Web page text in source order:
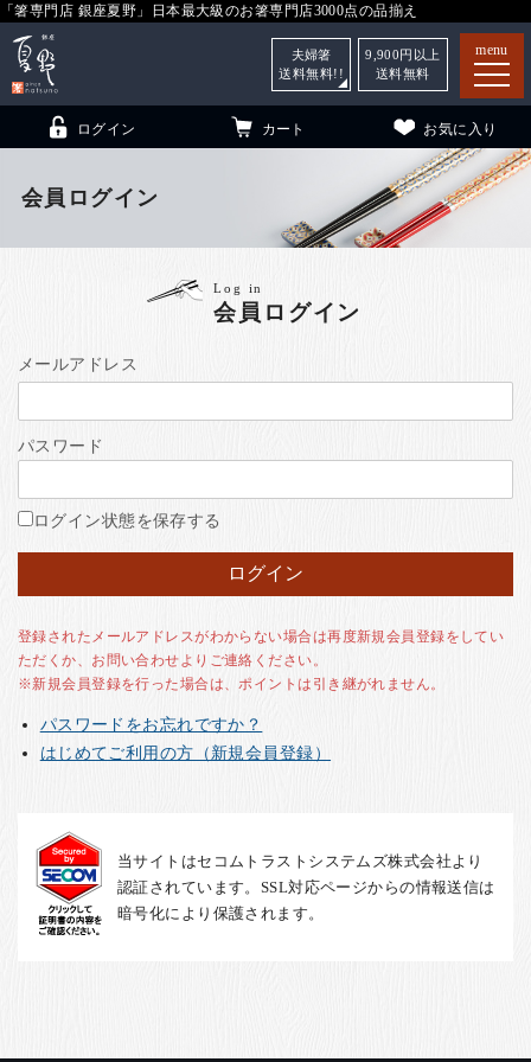
「箸専門店 銀座夏野」日本最大級のお箸専門店3000点の品揃え
menu
（贈答用・自宅用）
銀座夏野・箸長
ご利用ガイド
お客様の声
お知らせ
English
ログイン カート お気に入り
夫婦箸
送料無料!!
9,900 円以上
送料無料
会員ログイン
Log in
会員ログイン
メールアドレス
パスワード
ログイン状態を保存する
登録されたメールアドレスがわからない場合は再度新規会員登録をしてい
ただくか、お問い合わせよりご連絡ください。
※新規会員登録を行った場合は、ポイントは引き継がれません。
パスワードをお忘れですか？
はじめてご利用の方（新規会員登録）
当サイトはセコムトラストシステムズ株式会社より
認証されています。SSL対応ページからの情報送信は
暗号化により保護されます。